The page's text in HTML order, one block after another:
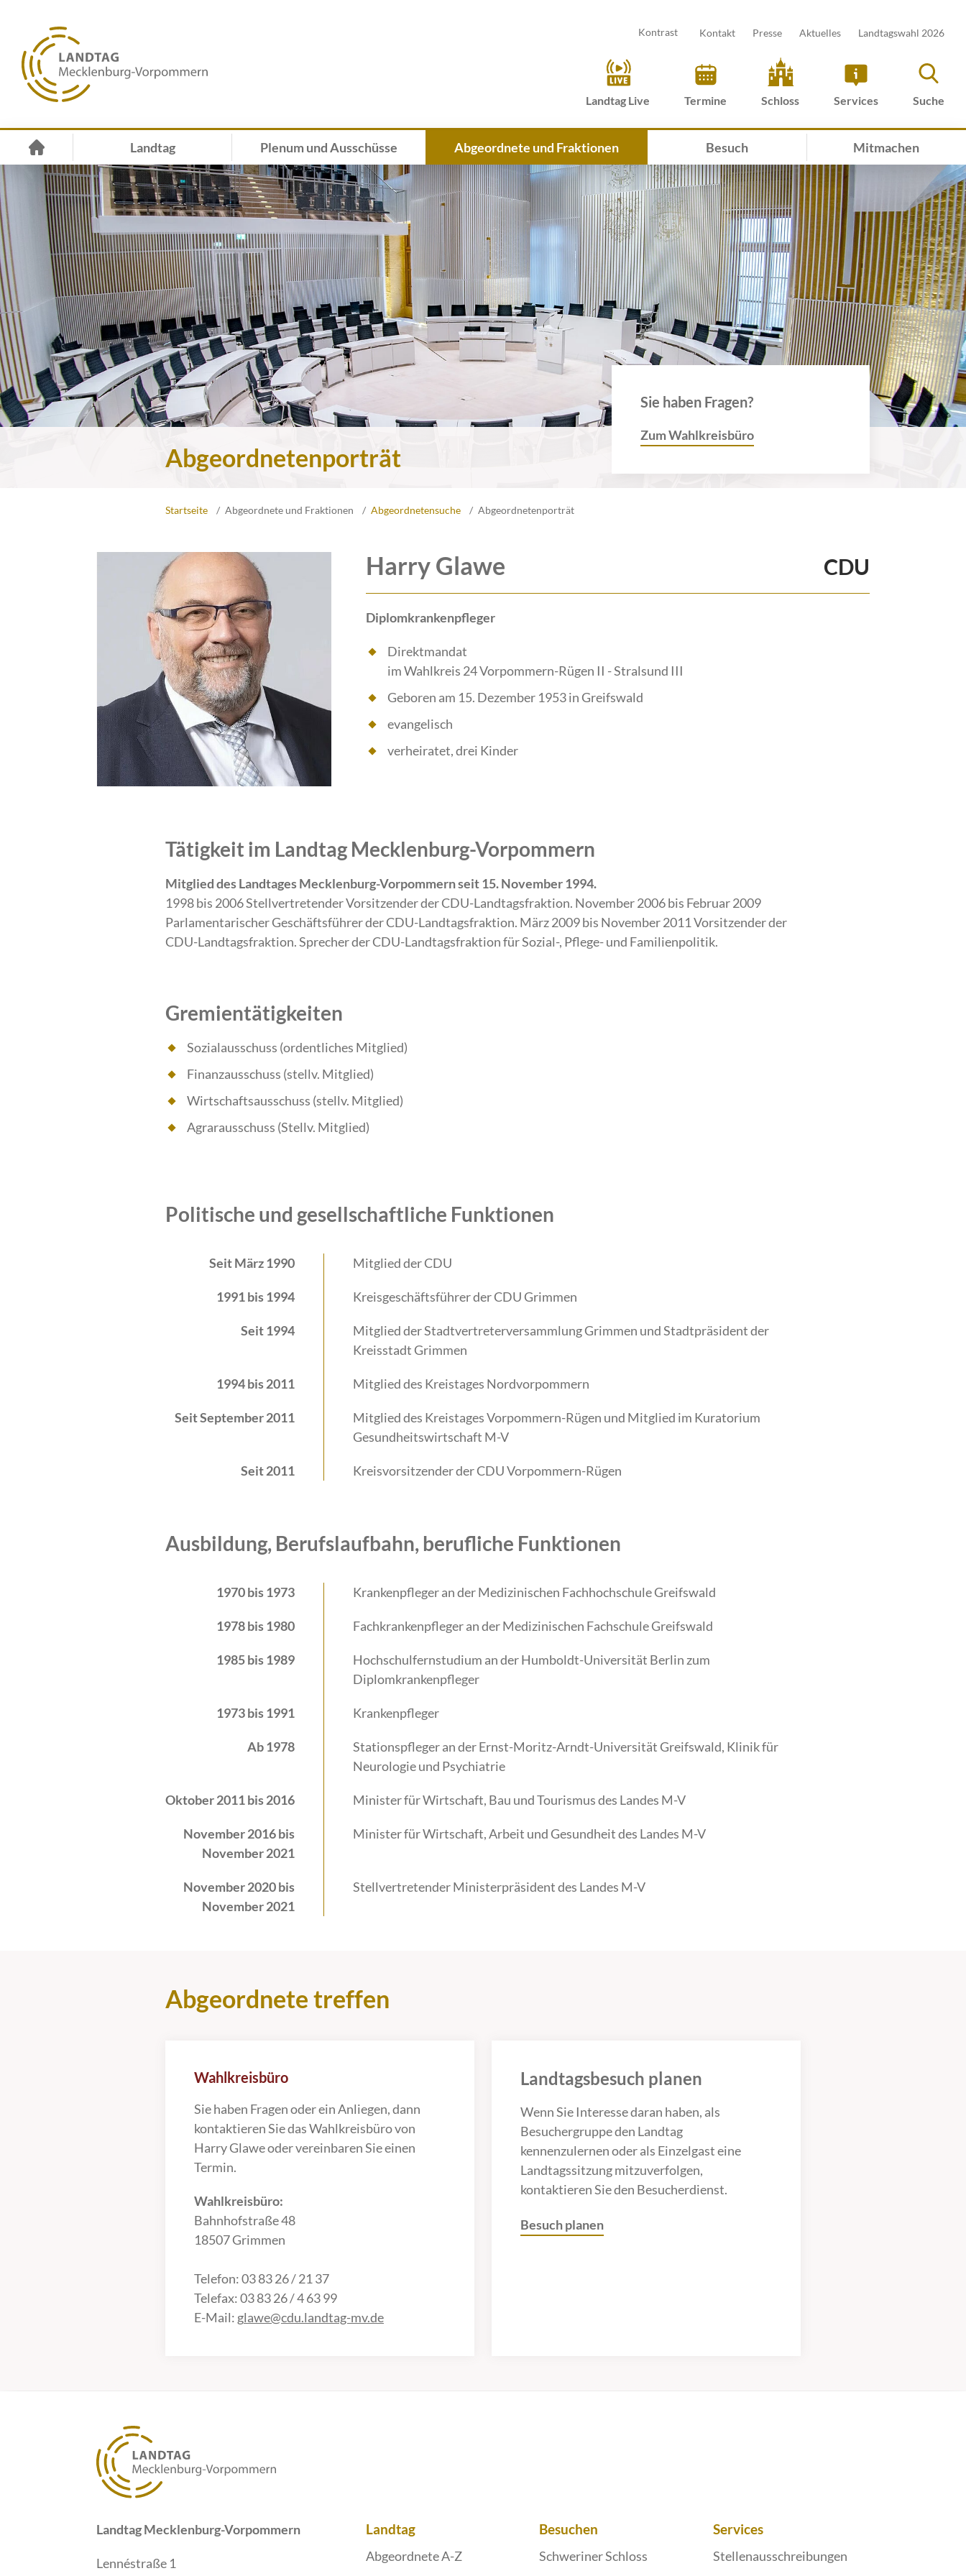
Kontrast Kontakt Presse Aktuelles Landtagswahl 2026
Landtag Live Termine Schloss Services Suche
Landtag Plenum und Ausschüsse Abgeordnete und Fraktionen Besuch Mitmachen
Abgeordnetenporträt
Sie haben Fragen?
Zum Wahlkreisbüro
Startseite Abgeordnete und Fraktionen Abgeordnetensuche Abgeordnetenporträt
Harry Glawe CDU
Diplomkrankenpfleger
Direktmandat
im Wahlkreis 24 Vorpommern-Rügen II - Stralsund III
Geboren am 15. Dezember 1953 in Greifswald
evangelisch
verheiratet, drei Kinder
Tätigkeit im Landtag Mecklenburg-Vorpommern
Mitglied des Landtages Mecklenburg-Vorpommern seit 15. November 1994.
1998 bis 2006 Stellvertretender Vorsitzender der CDU-Landtagsfraktion. November 2006 bis Februar 2009
Parlamentarischer Geschäftsführer der CDU-Landtagsfraktion. März 2009 bis November 2011 Vorsitzender der
CDU-Landtagsfraktion. Sprecher der CDU-Landtagsfraktion für Sozial-, Pflege- und Familienpolitik.
Gremientätigkeiten
Sozialausschuss (ordentliches Mitglied)
Finanzausschuss (stellv. Mitglied)
Wirtschaftsausschuss (stellv. Mitglied)
Agrarausschuss (Stellv. Mitglied)
Politische und gesellschaftliche Funktionen
Zeitraum
TätigkeitSeit März 1990 Mitglied der CDU
1991 bis 1994 Kreisgeschäftsführer der CDU Grimmen
Seit 1994
Mitglied der Stadtvertreterversammlung Grimmen und Stadtpräsident der
Kreisstadt Grimmen
1994 bis 2011 Mitglied des Kreistages Nordvorpommern
Seit September 2011
Mitglied des Kreistages Vorpommern-Rügen und Mitglied im Kuratorium
Gesundheitswirtschaft M-V
Seit 2011 Kreisvorsitzender der CDU Vorpommern-Rügen
Ausbildung, Berufslaufbahn, berufliche Funktionen
Zeitraum1970 bis 1973 Krankenpfleger an der Medizinischen Fachhochschule Greifswald
1978 bis 1980 Fachkrankenpfleger an der Medizinischen Fachschule Greifswald
1985 bis 1989
Hochschulfernstudium an der Humboldt-Universität Berlin zum
Diplomkrankenpfleger
1973 bis 1991 Krankenpfleger
Ab 1978
Stationspfleger an der Ernst-Moritz-Arndt-Universität Greifswald, Klinik für
Neurologie und Psychiatrie
Oktober 2011 bis 2016 Minister für Wirtschaft, Bau und Tourismus des Landes M-V
November 2016 bis
November 2021
Minister für Wirtschaft, Arbeit und Gesundheit des Landes M-V
November 2020 bis
November 2021
Stellvertretender Ministerpräsident des Landes M-V
Abgeordnete treffen
Wahlkreisbüro
Sie haben Fragen oder ein Anliegen, dann
kontaktieren Sie das Wahlkreisbüro von
Harry Glawe oder vereinbaren Sie einen
Termin.
Wahlkreisbüro:
Bahnhofstraße 48
18507 Grimmen
Telefon: 03 83 26 / 21 37
Telefax: 03 83 26 / 4 63 99
E-Mail: glawe@cdu.landtag-mv.de
Landtagsbesuch planen
Wenn Sie Interesse daran haben, als
Besuchergruppe den Landtag
kennenzulernen oder als Einzelgast eine
Landtagssitzung mitzuverfolgen,
kontaktieren Sie den Besucherdienst.
Besuch planen
Landtag Mecklenburg-Vorpommern
Lennéstraße 1
Landtag
Abgeordnete A-Z
Besuchen
Schweriner Schloss
Services
Stellenausschreibungen